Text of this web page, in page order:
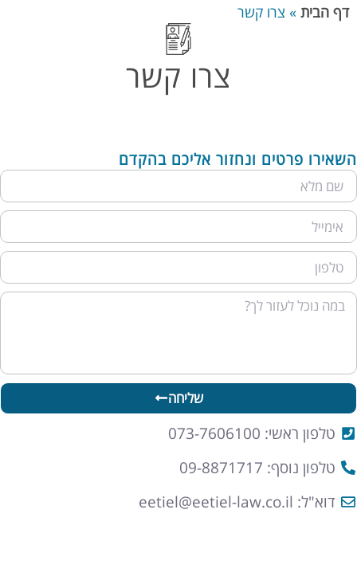
דף הבית»צרו קשר
צרו קשר
פרטים ונחזור אליכם בהקדם
שליחה
טלפון ראשי: 073-7606100
טלפון נוסף: 09-8871717
דוא"ל: eetiel@eetiel-law.co.il